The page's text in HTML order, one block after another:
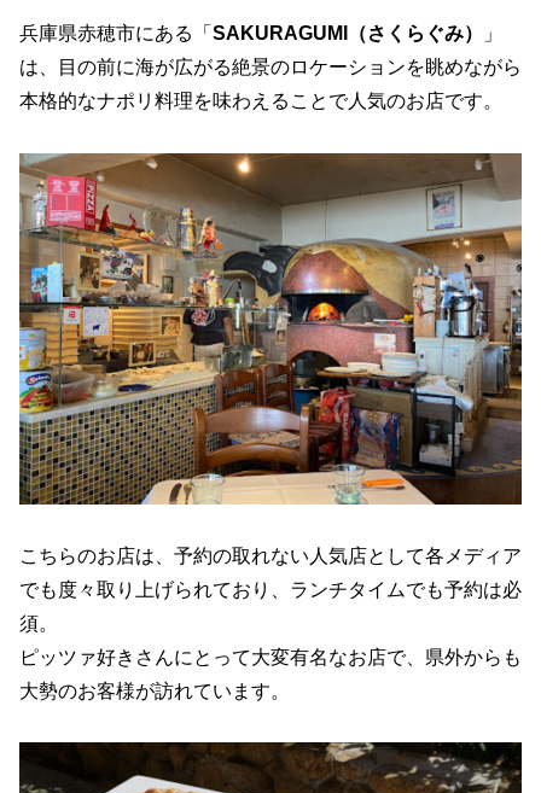
兵庫県赤穂市にある「 SAKURAGUMI（さくらぐみ）
」
は、目の前に海が広がる絶景のロケーションを眺めながら
本格的なナポリ料理を味わえることで人気のお店です。
こちらのお店は、予約の取れない人気店として各メディア
でも度々取り上げられており、ランチタイムでも予約は必
須。
ピッツァ好きさんにとって大変有名なお店で、県外からも
大勢のお客様が訪れています。